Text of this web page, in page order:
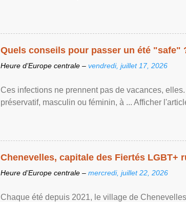
Quels conseils pour passer un été "safe"
Heure d’Europe centrale – vendredi, juillet 17, 2026
Ces infections ne prennent pas de vacances,
préservatif, masculin ou féminin, à ... Afficher
Chenevelles, capitale des Fiertés LGBT+
Heure d’Europe centrale – mercredi, juillet 22, 2026
Chaque été depuis 2021, le village de